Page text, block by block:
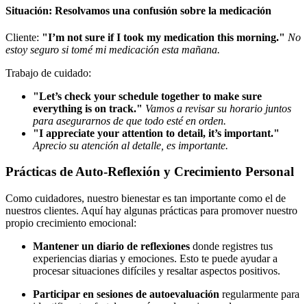
Situación: Resolvamos una confusión sobre la medicación
Cliente: "I’m not sure if I took my medication this morning." No
estoy seguro si tomé mi medicación esta mañana.
Trabajo de cuidado:
"Let’s check your schedule together to make sure
everything is on track." Vamos a revisar su horario juntos
para asegurarnos de que todo esté en orden.
"I appreciate your attention to detail, it’s important."
Aprecio su atención al detalle, es importante.
Prácticas de Auto-Reflexión y Crecimiento Personal
Como cuidadores, nuestro bienestar es tan importante como el de
nuestros clientes. Aquí hay algunas prácticas para promover nuestro
propio crecimiento emocional:
Mantener un diario de reflexiones donde registres tus
experiencias diarias y emociones. Esto te puede ayudar a
procesar situaciones difíciles y resaltar aspectos positivos.
Participar en sesiones de autoevaluación regularmente para